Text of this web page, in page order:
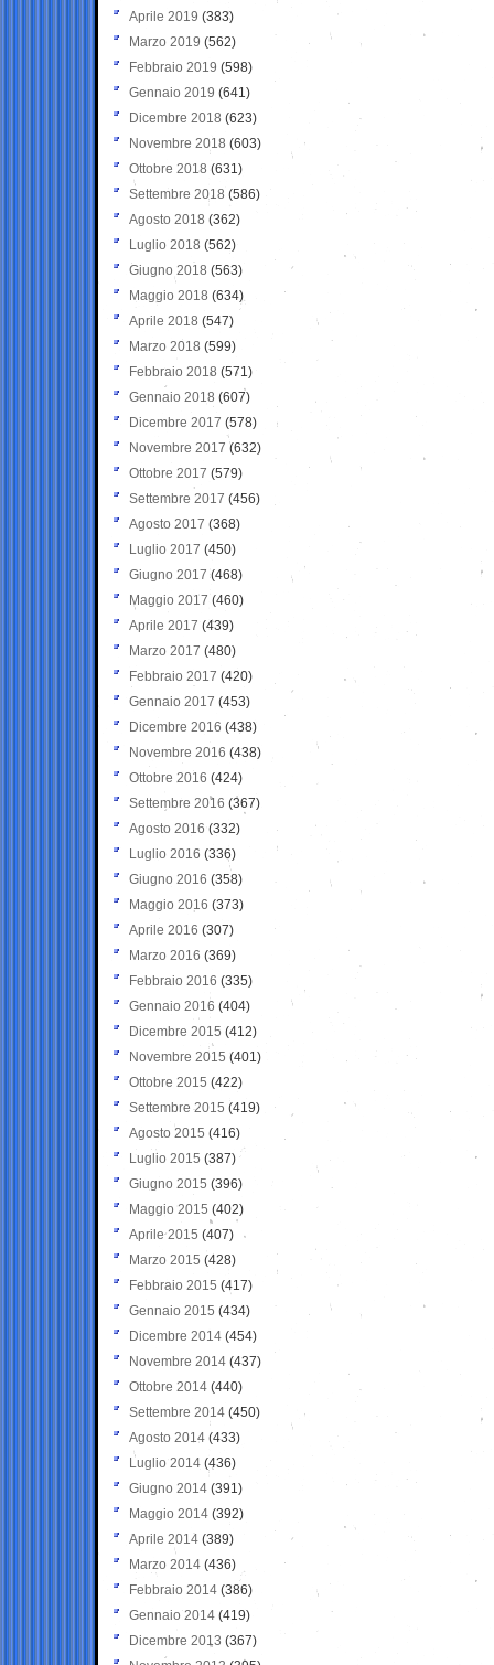
Aprile 2019 (383)
Marzo 2019 (562)
Febbraio 2019 (598)
Gennaio 2019 (641)
Dicembre 2018 (623)
Novembre 2018 (603)
Ottobre 2018 (631)
Settembre 2018 (586)
Agosto 2018 (362)
Luglio 2018 (562)
Giugno 2018 (563)
Maggio 2018 (634)
Aprile 2018 (547)
Marzo 2018 (599)
Febbraio 2018 (571)
Gennaio 2018 (607)
Dicembre 2017 (578)
Novembre 2017 (632)
Ottobre 2017 (579)
Settembre 2017 (456)
Agosto 2017 (368)
Luglio 2017 (450)
Giugno 2017 (468)
Maggio 2017 (460)
Aprile 2017 (439)
Marzo 2017 (480)
Febbraio 2017 (420)
Gennaio 2017 (453)
Dicembre 2016 (438)
Novembre 2016 (438)
Ottobre 2016 (424)
Settembre 2016 (367)
Agosto 2016 (332)
Luglio 2016 (336)
Giugno 2016 (358)
Maggio 2016 (373)
Aprile 2016 (307)
Marzo 2016 (369)
Febbraio 2016 (335)
Gennaio 2016 (404)
Dicembre 2015 (412)
Novembre 2015 (401)
Ottobre 2015 (422)
Settembre 2015 (419)
Agosto 2015 (416)
Luglio 2015 (387)
Giugno 2015 (396)
Maggio 2015 (402)
Aprile 2015 (407)
Marzo 2015 (428)
Febbraio 2015 (417)
Gennaio 2015 (434)
Dicembre 2014 (454)
Novembre 2014 (437)
Ottobre 2014 (440)
Settembre 2014 (450)
Agosto 2014 (433)
Luglio 2014 (436)
Giugno 2014 (391)
Maggio 2014 (392)
Aprile 2014 (389)
Marzo 2014 (436)
Febbraio 2014 (386)
Gennaio 2014 (419)
Dicembre 2013 (367)